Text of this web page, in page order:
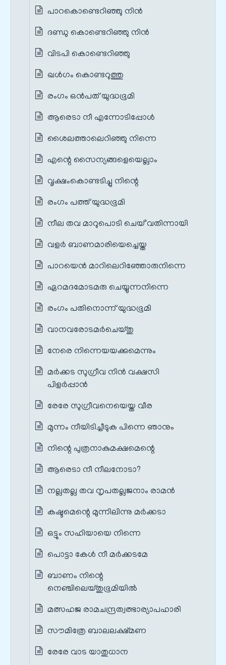
പാറകൊണ്ടെറിഞ്ഞു നിന്‍
ദണ്ഡു കൊണ്ടെറിഞ്ഞു നിന്‍
വിടപി കൊണ്ടെറിഞ്ഞു
ഖള്‍ഗം കൊണ്ടറുത്തു
രംഗം ഒൻപത് യുദ്ധഭൂമി
ആരെടാ നീ എന്നോടിപ്പോൾ
ശൈലത്താലെറിഞ്ഞു നിന്നെ
എന്റെ സൈന്യങ്ങളെയെല്ലാം
വൃക്ഷംകൊണ്ടടിച്ചു നിന്റെ
രംഗം പത്ത് യുദ്ധഭൂമി
നീല തവ മാറുപൊടി ചെയ്`വതിന്നായി
വളർ ബാണമാരിയെച്ചെയ്ത
പാറയെന്‍ മാറിലെറിഞ്ഞോരുനിന്നെ
ഏറമദമോടമരു ചെയ്യുന്നനിന്നെ
രംഗം പതിനൊന്ന് യുദ്ധഭൂമി
വാനവരോടമര്‍ചെയ്തു
നേരെ നിന്നെയയക്കുമെന്നും
മര്‍ക്കട സുഗ്രീവ നിൻ വക്ഷസി
പിളര്‍പ്പാൻ
രേരേ സുഗ്രീവനെയെയ്ത വീര
മുന്നം നീയിടിച്ചീടുക പിന്നെ ഞാനും
നിന്റെ പുത്രനാകുമക്ഷമെന്റെ
ആരെടാ നീ നീലനോടാ?
നല്ലതല്ല തവ നൃപതല്ലജനാം രാമന്‍
കഷ്ടമെന്റെ മുന്നിലിന്നു മര്‍ക്കടാ
ഒട്ടും സഹിയായെ നിന്നെ
പൊട്ടാ കേൾ നീ മര്‍ക്കടമേ
ബാണം നിന്റെ
നെഞ്ചിലെയ്തുഭൂമിയില്‍
മത്സഹജ രാമചന്ദ്രത്വത്ഭാര്യാപഹാരി
സൗമിത്രേ ബാലലക്ഷ്മണ
രേരേ വാട യാതുധാന